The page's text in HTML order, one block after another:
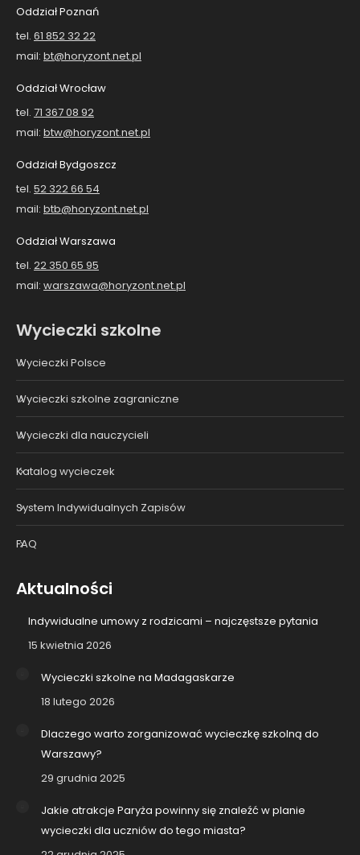
Oddział Poznań
tel. 61 852 32 22
mail: bt@horyzont.net.pl
Oddział Wrocław
tel. 71 367 08 92
mail: btw@horyzont.net.pl
Oddział Bydgoszcz
tel. 52 322 66 54
mail: btb@horyzont.net.pl
Oddział Warszawa
tel. 22 350 65 95
mail: warszawa@horyzont.net.pl
Wycieczki szkolne
Wycieczki Polsce
Wycieczki szkolne zagraniczne
Wycieczki dla nauczycieli
Katalog wycieczek
System Indywidualnych Zapisów
FAQ
Aktualności
Indywidualne umowy z rodzicami – najczęstsze pytania
15 kwietnia 2026
Wycieczki szkolne na Madagaskarze
18 lutego 2026
Dlaczego warto zorganizować wycieczkę szkolną do
Warszawy?
29 grudnia 2025
Jakie atrakcje Paryża powinny się znaleźć w planie
wycieczki dla uczniów do tego miasta?